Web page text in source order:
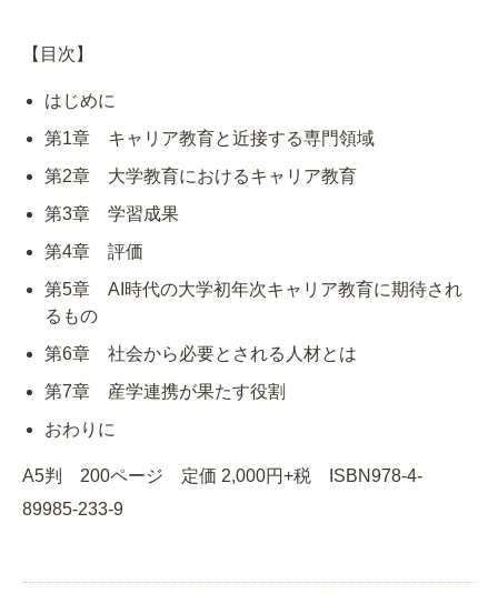
【目次】
はじめに
第1章 キャリア教育と近接する専門領域
第2章 大学教育におけるキャリア教育
第3章 学習成果
第4章 評価
第5章 AI時代の大学初年次キャリア教育に期待され
るもの
第6章 社会から必要とされる人材とは
第7章 産学連携が果たす役割
おわりに
A5判 200ページ 定価 2,000円+税 ISBN978-4-
89985-233-9